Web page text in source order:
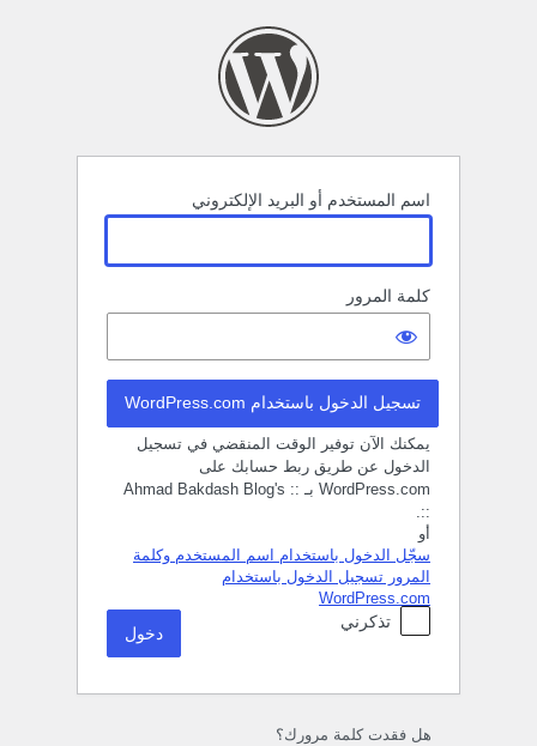
اسم المستخدم أو البريد الإلكتروني
كلمة المرور
تسجيل الدخول باستخدام WordPress.com
يمكنك الآن توفير الوقت المنقضي في تسجيل
الدخول عن طريق ربط حسابك على
WordPress.com بـ :: Ahmad Bakdash Blog's
::.
أو
سجّل الدخول باستخدام اسم المستخدم وكلمة
المرور تسجيل الدخول باستخدام
WordPress.com
تذكرني
هل فقدت كلمة مرورك؟